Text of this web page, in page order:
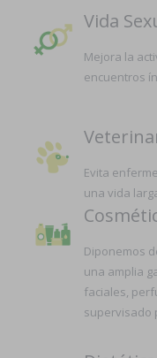
Vida
Mejora la
encuentros
Evita
una vida
Diponemos
una amplia
faciales,
supervisado